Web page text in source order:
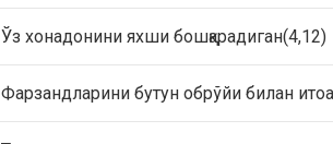
Ўз хонадонини яхши бошқарадиган(4,12)
Фарзандларини бутун обрўйи билан